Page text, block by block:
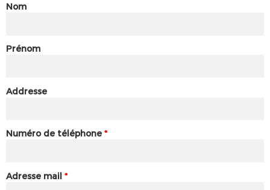
Nom
Prénom
Addresse
Numéro de téléphone *
Adresse mail *